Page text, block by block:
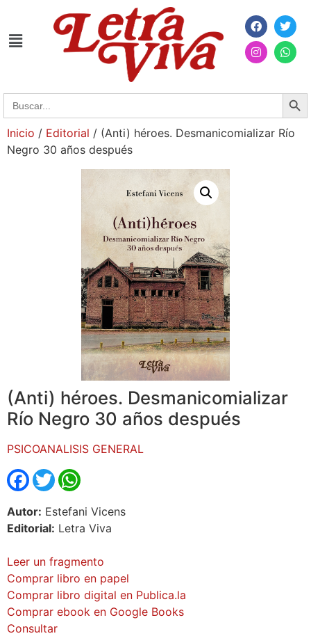
Search
for:
Inicio / Editorial / (Anti) héroes. Desmanicomializar Río
Negro 30 años después
(Anti) héroes. Desmanicomializar
Río Negro 30 años después
PSICOANALISIS GENERAL
Facebook
Twitter
Autor: Estefani Vicens
Editorial: Letra Viva
Leer un fragmento
Comprar libro en papel
Comprar libro digital en Publica.la
Comprar ebook en Google Books
Consultar